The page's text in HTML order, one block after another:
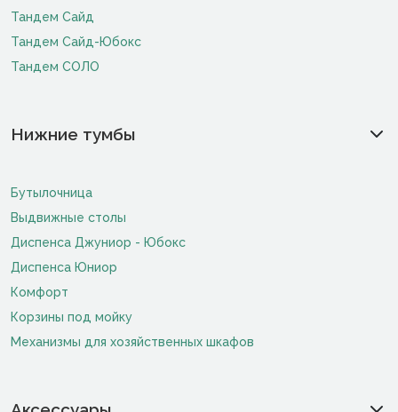
Тандем Сайд
Тандем Сайд-Юбокс
Тандем СОЛО
Нижние тумбы
Бутылочница
Выдвижные столы
Диспенса Джуниор - Юбокс
Диспенса Юниор
Комфорт
Корзины под мойку
Механизмы для хозяйственных шкафов